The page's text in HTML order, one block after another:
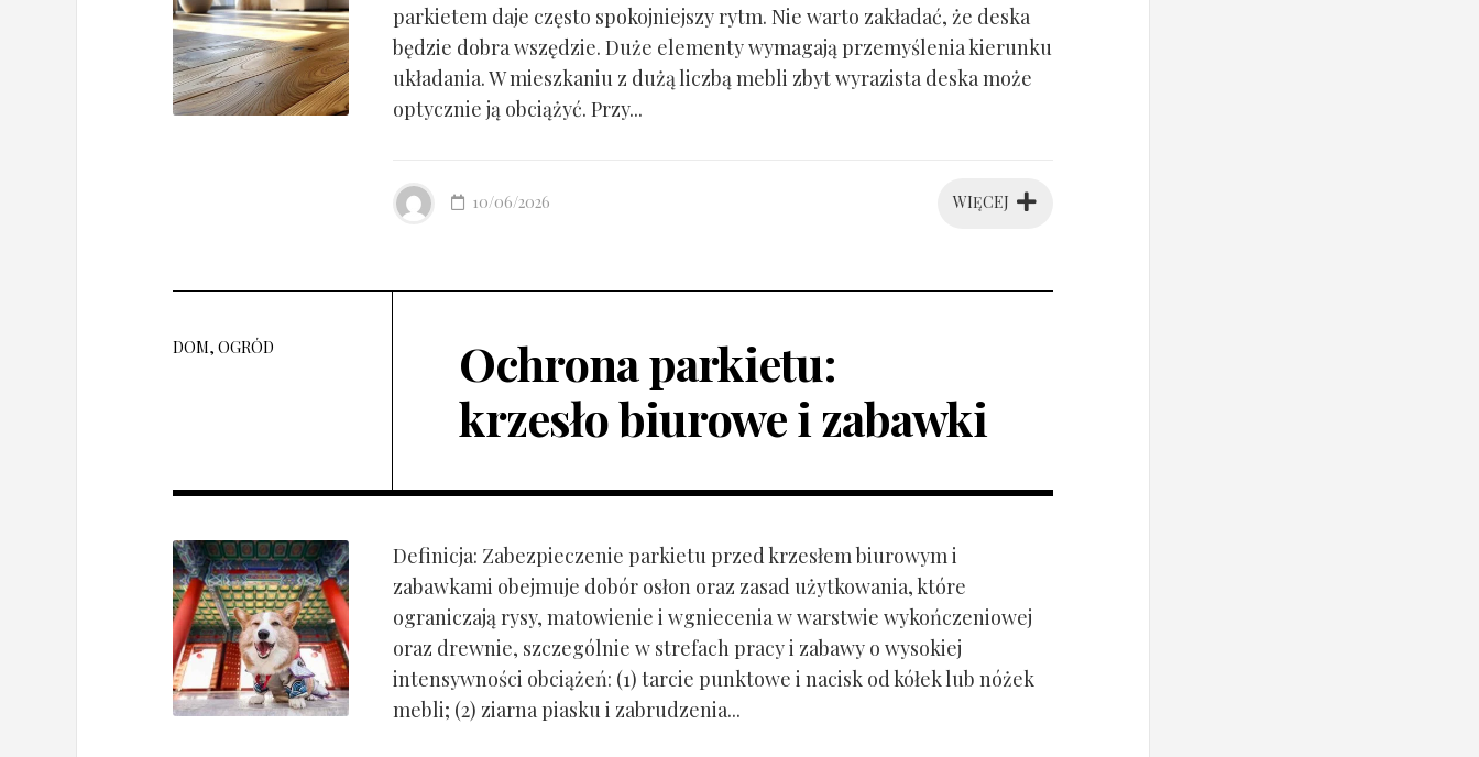
parkietem daje często spokojniejszy rytm. Nie warto zakładać, że deska
będzie dobra wszędzie. Duże elementy wymagają przemyślenia kierunku
układania. W mieszkaniu z dużą liczbą mebli zbyt wyrazista deska może
optycznie ją obciążyć. Przy...
WIĘCEJ
10/06/2026
DOM, OGRÓD
Ochrona parkietu:
krzesło biurowe i zabawki
Definicja: Zabezpieczenie parkietu przed krzesłem biurowym i
zabawkami obejmuje dobór osłon oraz zasad użytkowania, które
ograniczają rysy, matowienie i wgniecenia w warstwie wykończeniowej
oraz drewnie, szczególnie w strefach pracy i zabawy o wysokiej
intensywności obciążeń: (1) tarcie punktowe i nacisk od kółek lub nóżek
mebli; (2) ziarna piasku i zabrudzenia...